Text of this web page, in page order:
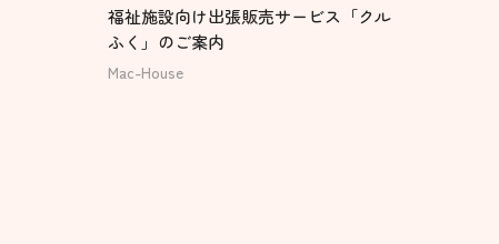
福祉施設向け出張販売サービス「クル
ふく」のご案内
Mac-House